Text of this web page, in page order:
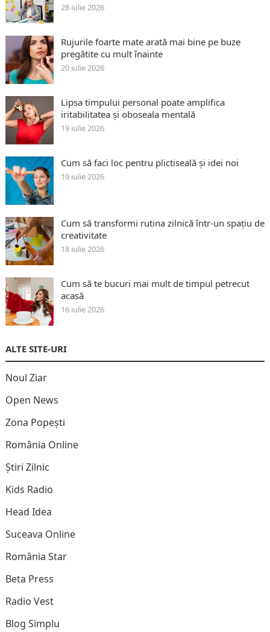
28 iulie 2026
Rujurile foarte mate arată mai bine pe buze
pregătite cu mult înainte
20 iulie 2026
Lipsa timpului personal poate amplifica
iritabilitatea și oboseala mentală
19 iulie 2026
Cum să faci loc pentru plictiseală și idei noi
19 iulie 2026
Cum să transformi rutina zilnică într-un spațiu de
creativitate
18 iulie 2026
Cum să te bucuri mai mult de timpul petrecut
acasă
16 iulie 2026
ALTE SITE-URI
Noul Ziar
Open News
Zona Popești
România Online
Știri Zilnic
Kids Radio
Head Idea
Suceava Online
România Star
Beta Press
Radio Vest
Blog Simplu